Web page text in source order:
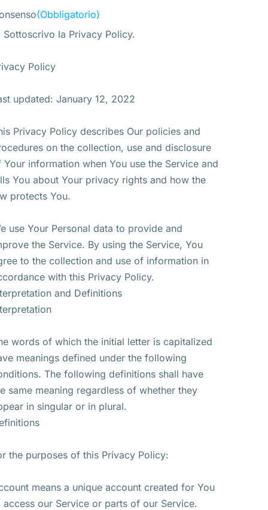
(Obbligatorio)
Sottoscrivo la Privacy Policy.
Policy
updated: January 12, 2022
Privacy Policy describes Our policies and
on the collection, use and disclosure
Your information when You use the Service and
You about Your privacy rights and how the
protects You.
use Your Personal data to provide and
the Service. By using the Service, You
to the collection and use of information in
with this Privacy Policy.
and Definitions
words of which the initial letter is capitalized
meanings defined under the following
The following definitions shall have
same meaning regardless of whether they
in singular or in plural.
the purposes of this Privacy Policy:
means a unique account created for You
access our Service or parts of our Service.